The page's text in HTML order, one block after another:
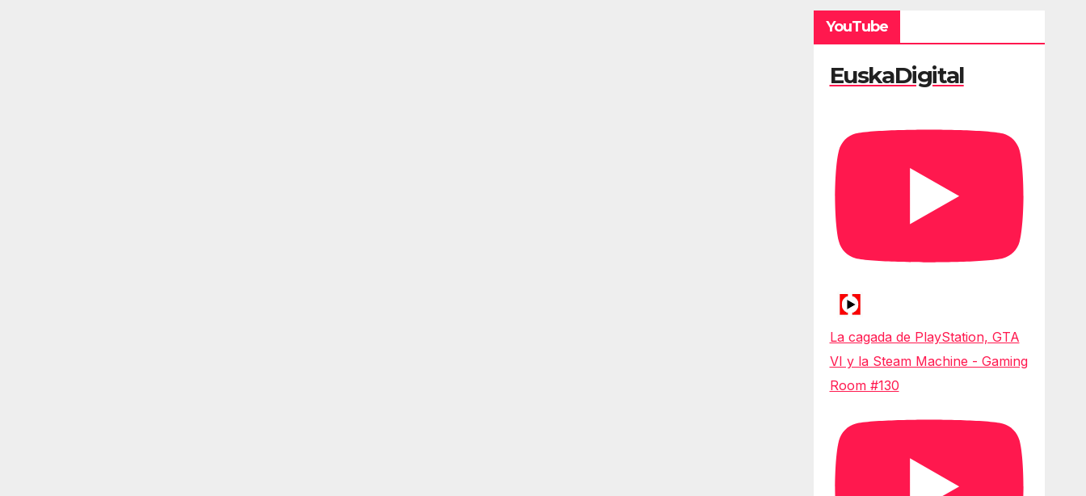
YouTube
EuskaDigital
La cagada de PlayStation, GTA
VI y la Steam Machine - Gaming
Room #130